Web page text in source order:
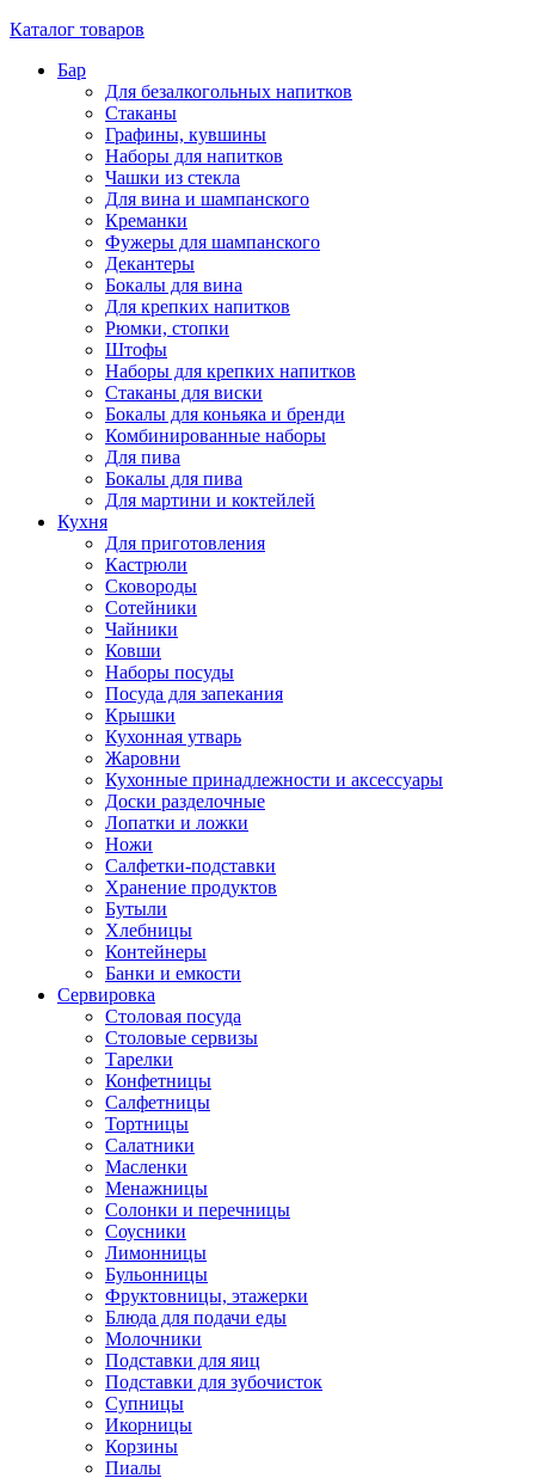
Каталог товаров
Бар
Для безалкогольных напитков
Стаканы
Графины, кувшины
Наборы для напитков
Чашки из стекла
Для вина и шампанского
Креманки
Фужеры для шампанского
Декантеры
Бокалы для вина
Для крепких напитков
Рюмки, стопки
Штофы
Наборы для крепких напитков
Стаканы для виски
Бокалы для коньяка и бренди
Комбинированные наборы
Для пива
Бокалы для пива
Для мартини и коктейлей
Кухня
Для приготовления
Кастрюли
Сковороды
Сотейники
Чайники
Ковши
Наборы посуды
Посуда для запекания
Крышки
Кухонная утварь
Жаровни
Кухонные принадлежности и аксессуары
Доски разделочные
Лопатки и ложки
Ножи
Салфетки-подставки
Хранение продуктов
Бутыли
Хлебницы
Контейнеры
Банки и емкости
Сервировка
Столовая посуда
Столовые сервизы
Тарелки
Конфетницы
Салфетницы
Тортницы
Салатники
Масленки
Менажницы
Солонки и перечницы
Соусники
Лимонницы
Бульонницы
Фруктовницы, этажерки
Блюда для подачи еды
Молочники
Подставки для яиц
Подставки для зубочисток
Супницы
Икорницы
Корзины
Пиалы